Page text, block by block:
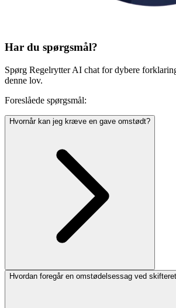
Har du spørgsmål?
Spørg Regelrytter AI chat for dybere
denne lov.
Foreslåede spørgsmål:
Hvornår kan jeg kræve en gave omstødt?
Hvordan foregår en omstødelsessag ved